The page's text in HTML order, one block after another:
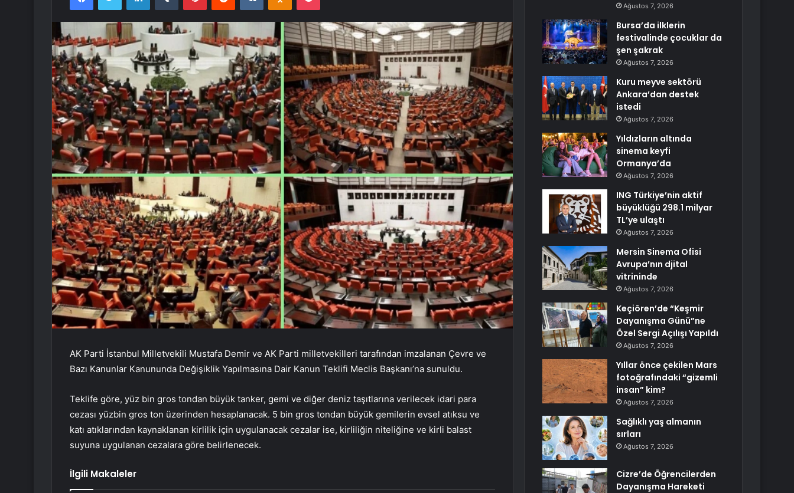
AK Parti İstanbul Milletvekili Mustafa Demir ve AK Parti milletvekilleri tarafından imzalanan Çevre ve
Bazı Kanunlar Kanununda Değişiklik Yapılmasına Dair Kanun Teklifi Meclis Başkanı’na sunuldu.
Teklife göre, yüz bin gros tondan büyük tanker, gemi ve diğer deniz taşıtlarına verilecek idari para
cezası yüzbin gros ton üzerinden hesaplanacak. 5 bin gros tondan büyük gemilerin evsel atıksu ve
katı atıklarından kaynaklanan kirlilik için uygulanacak cezalar ise, kirliliğin niteliğine ve kirli balast
suyuna uygulanan cezalara göre belirlenecek.
İlgili Makaleler
Ağustos 7, 2026
Bursa’da ilklerin
festivalinde çocuklar da
şen şakrak
Ağustos 7, 2026
Kuru meyve sektörü
Ankara’dan destek
istedi
Ağustos 7, 2026
Yıldızların altında
sinema keyfi
Ormanya’da
Ağustos 7, 2026
ING Türkiye’nin aktif
büyüklüğü 298.1 milyar
TL’ye ulaştı
Ağustos 7, 2026
Mersin Sinema Ofisi
Avrupa’nın djital
vitrininde
Ağustos 7, 2026
Keçiören’de “Keşmir
Dayanışma Günü”ne
Özel Sergi Açılışı Yapıldı
Ağustos 7, 2026
Yıllar önce çekilen Mars
fotoğrafındaki “gizemli
insan” kim?
Ağustos 7, 2026
Sağlıklı yaş almanın
sırları
Ağustos 7, 2026
Cizre’de Öğrencilerden
Dayanışma Hareketi